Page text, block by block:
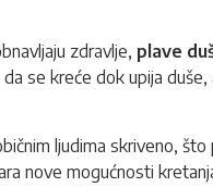
zdravlje, plave
se kreće dok upija
ljudima skriveno,
nove mogućnosti